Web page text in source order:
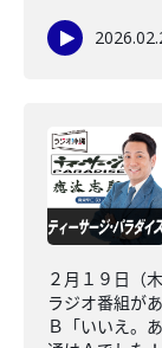
２月１９日（
ラジオ番組が
Ｂ「いいえ。